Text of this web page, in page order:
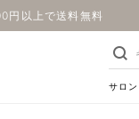
円以上で送料無料
サロ